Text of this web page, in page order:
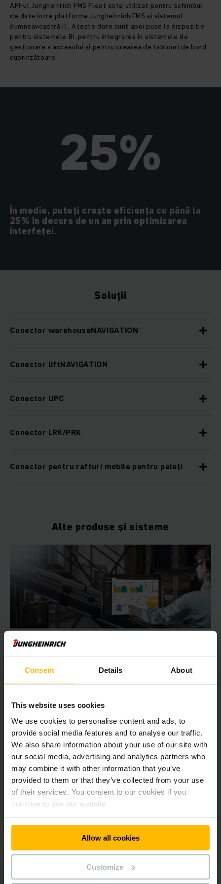
Consent Details About
This website uses cookies
We use cookies to personalise content and ads, to
provide social media features and to analyse our traffic.
We also share information about your use of our site with
our social media, advertising and analytics partners who
may combine it with other information that you’ve
provided to them or that they’ve collected from your use
of their services. You consent to our cookies if you
continue to use our website.
Allow all cookies
Customize
API-ul Jungheinrich FMS Fleet este utilizat pentru schimbul
de date între platforma Jungheinrich FMS și sistemul
dumneavoastră IT. Aceste date sunt apoi puse la dispoziție
pentru sistemele BI, pentru integrarea în sistemele de
gestionare a accesului și pentru crearea de tablouri de bord
cuprinzătoare.
25%
În medie, puteți crește eficiența cu până la
25% în decurs de un an prin optimizarea
interfeței.
Soluții
Conector warehouseNAVIGATION
Conector liftNAVIGATION
Conector UPC
Conector LRK/PRK
Conector pentru rafturi mobile pentru paleți
Alte produse și sisteme
Managementul depozitelor (WMS)
Nivelurile ridicate ale stocurilor, returnările costisitoare și
intralogistice.
AFLAȚI MAI MULTE
Sisteme de gestionare a flotei (FMS)